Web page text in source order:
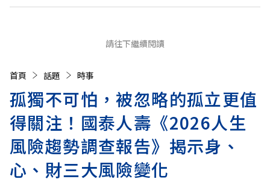
請往下繼續閱讀
首頁 話題 時事
孤獨不可怕，被忽略的孤立更值
得關注！國泰人壽《2026人生
風險趨勢調查報告》揭示身、
心、財三大風險變化